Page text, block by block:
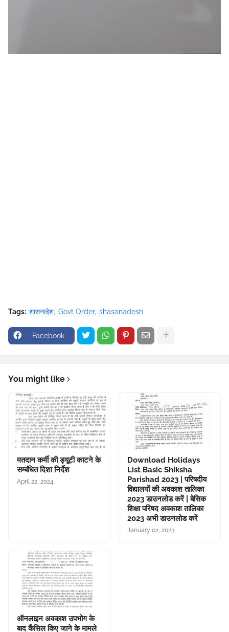
Tags: शासनादेश Govt Order shasanadesh
Facebook
You might like
मतदान कर्मी की ड्यूटी काटने के
सम्बंधित दिशा निर्देश
April 22, 2024
Download Holidays
List Basic Shiksha
Parishad 2023 | परिषदीय
विद्यालयों की अवकाश तालिका
2023 डाउनलोड करें | बेसिक
शिक्षा परिषद अवकाश तालिका
2023 अभी डाउनलोड करें
January 02, 2023
ऑनलाइन अवकाश उपभोग के
बाद कैंसिल किए जाने के मामले